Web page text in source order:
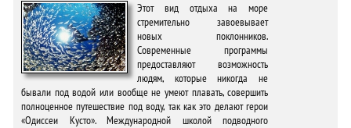
Этот вид отдыха на море
стремительно завоевывает
новых поклонников.
Современные программы
предоставляют возможность
людям, которые никогда не
бывали под водой или вообще не умеют плавать, совершить
полноценное путешествие под воду, так как это делают герои
«Одиссеи Кусто». Международной школой подводного